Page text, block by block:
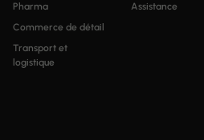
Pharma
Commerce de détail
Transport et
logistique
Assistance